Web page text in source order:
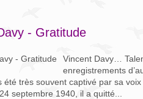
- Gratitude
Vincent Davy…
enregistrements
été très souvent captivé par sa
septembre 1940, il a quitté...